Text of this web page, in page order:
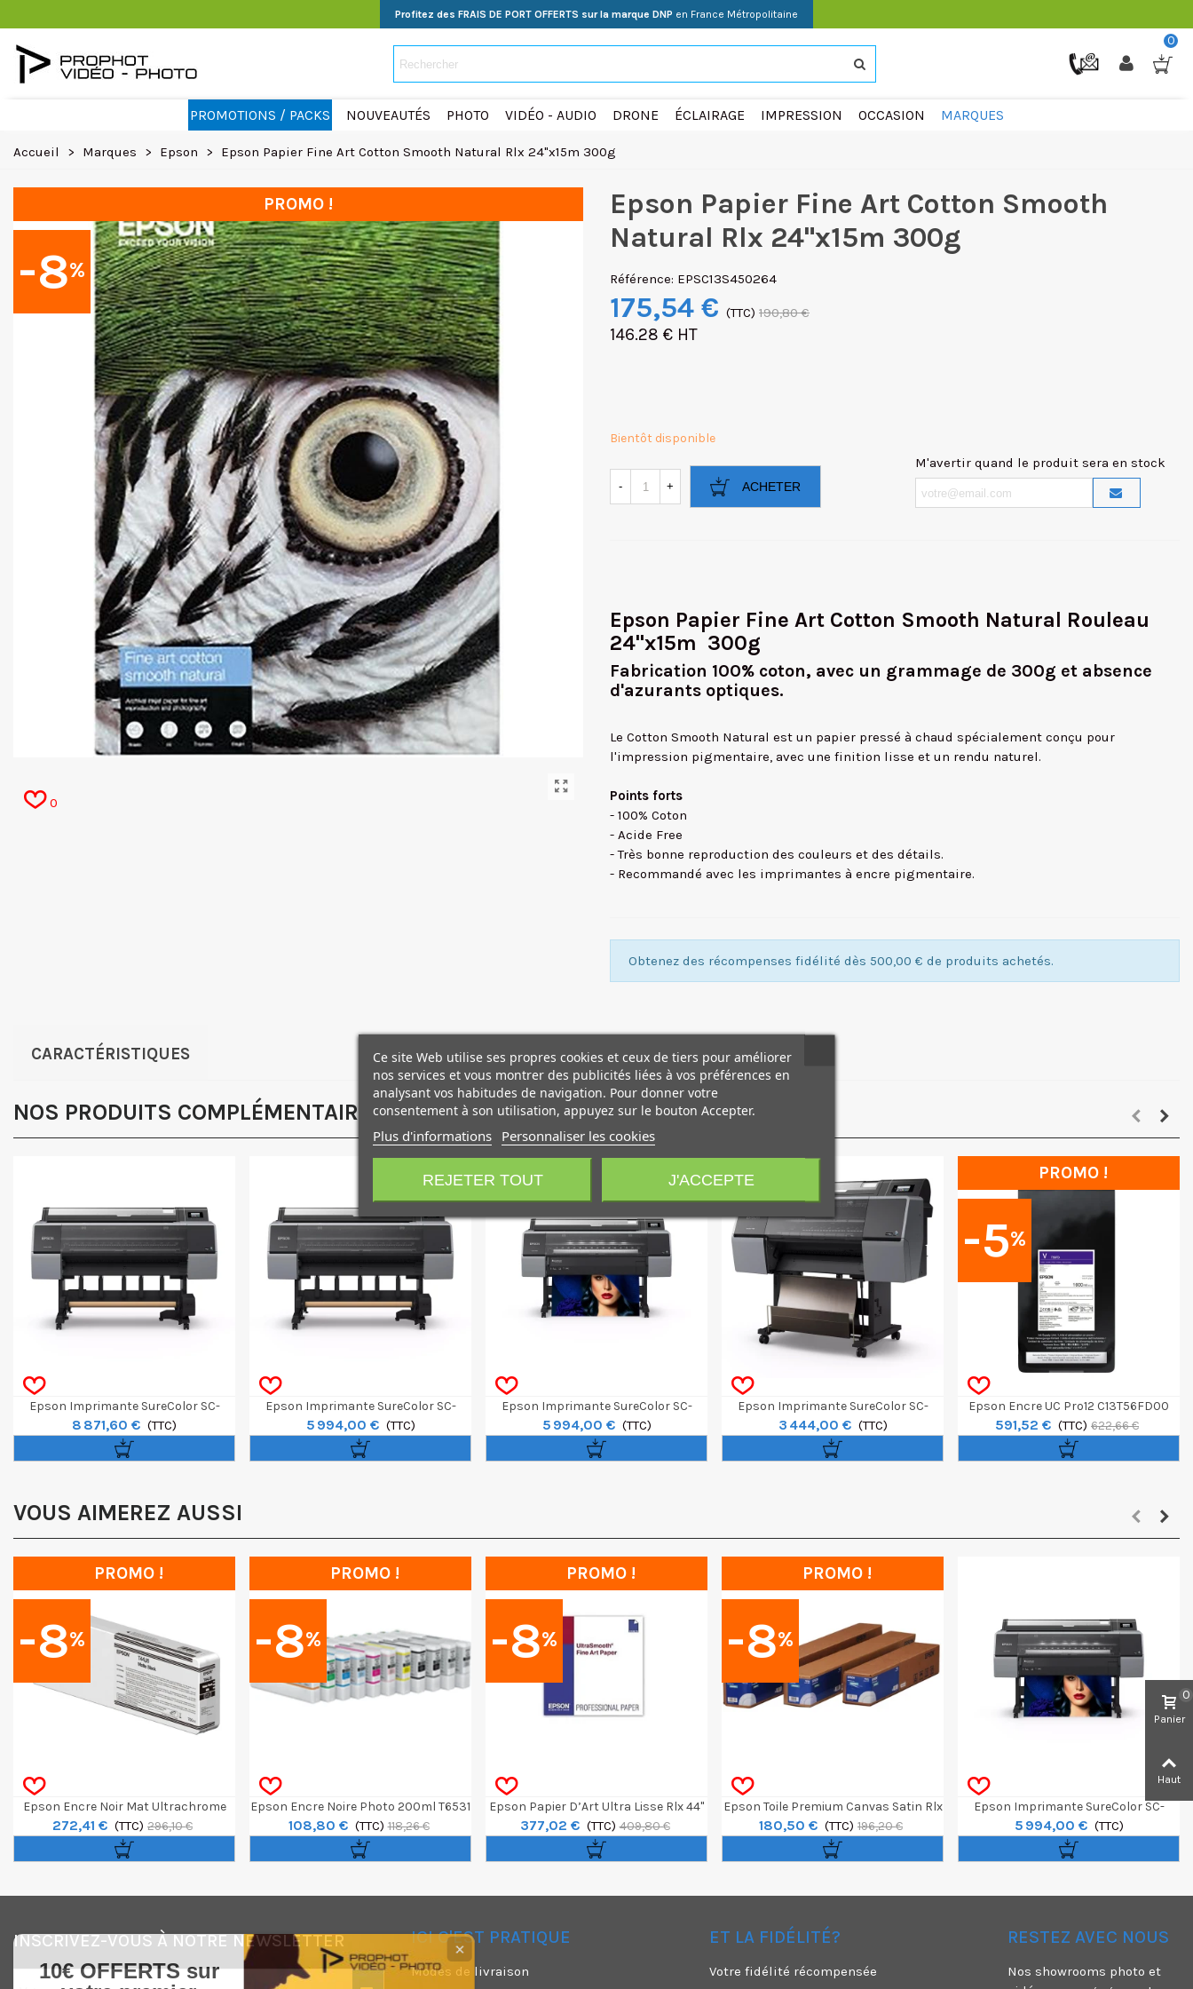
Profitez des FRAIS DE PORT OFFERTS sur la marque DNP en France Métropolitaine
0
PROMOTIONS / PACKS NOUVEAUTÉS PHOTO VIDÉO - AUDIO DRONE ÉCLAIRAGE IMPRESSION OCCASION MARQUES
Accueil > Marques > Epson > Epson Papier Fine Art Cotton Smooth Natural Rlx 24"x15m 300g
-8%
PROMO !
0
Epson Papier Fine Art Cotton Smooth
Natural Rlx 24"x15m 300g
Référence: EPSC13S450264
175,54 € (TTC) 190,80 €
146.28 € HT
Bientôt disponible
- + ACHETER
M'avertir quand le produit sera en stock
Epson Papier Fine Art Cotton Smooth Natural Rouleau
24"x15m 300g
Fabrication 100% coton, avec un grammage de 300g et absence
d'azurants optiques.
Le Cotton Smooth Natural est un papier pressé à chaud spécialement conçu pour
l'impression pigmentaire, avec une finition lisse et un rendu naturel.
Points forts
- 100% Coton
- Acide Free
- Très bonne reproduction des couleurs et des détails.
- Recommandé avec les imprimantes à encre pigmentaire.
Obtenez des récompenses fidélité dès 500,00 € de produits achetés.
CARACTÉRISTIQUES
NOS PRODUITS COMPLÉMENTAIRES
Epson Imprimante SureColor SC-
P9300 Spectro 44"
8 871,60 € (TTC)
Epson Imprimante SureColor SC-
P9300 44"
5 994,00 € (TTC)
Epson Imprimante SureColor SC-
P7300 Spectro 24"
5 994,00 € (TTC)
Epson Imprimante SureColor SC-
P7300 24"
3 444,00 € (TTC)
-5%
PROMO !
Epson Encre UC Pro12 C13T56FD00
1600ml Pour SC-P20500 - Violet
591,52 € (TTC) 622,66 €
VOUS AIMEREZ AUSSI
-8%
PROMO !
Epson Encre Noir Mat Ultrachrome
Pro12 700ml Pour SC-P7500 / P9500
272,41 € (TTC) 296,10 €
-8%
PROMO !
Epson Encre Noire Photo 200ml T6531
108,80 € (TTC) 118,26 €
-8%
PROMO !
Epson Papier D’Art Ultra Lisse Rlx 44"
X 15,2m 250g
377,02 € (TTC) 409,80 €
-8%
PROMO !
Epson Toile Premium Canvas Satin Rlx
24" X 12,2m 350g
180,50 € (TTC) 196,20 €
Epson Imprimante SureColor SC-
P7300 Spectro 24"
5 994,00 € (TTC)
INSCRIVEZ-VOUS À NOTRE NEWSLETTER ICI C'EST PRATIQUE
Modes de livraison
ET LA FIDÉLITÉ?
Votre fidélité récompensée
RESTEZ AVEC NOUS
Nos showrooms photo et
Ce site Web utilise ses propres cookies et ceux de tiers pour améliorer
nos services et vous montrer des publicités liées à vos préférences en
analysant vos habitudes de navigation. Pour donner votre
consentement à son utilisation, appuyez sur le bouton Accepter.
Plus d'informations Personnaliser les cookies
REJETER TOUT J'ACCEPTE
Panier
0
Haut
10€ OFFERTS sur
✕